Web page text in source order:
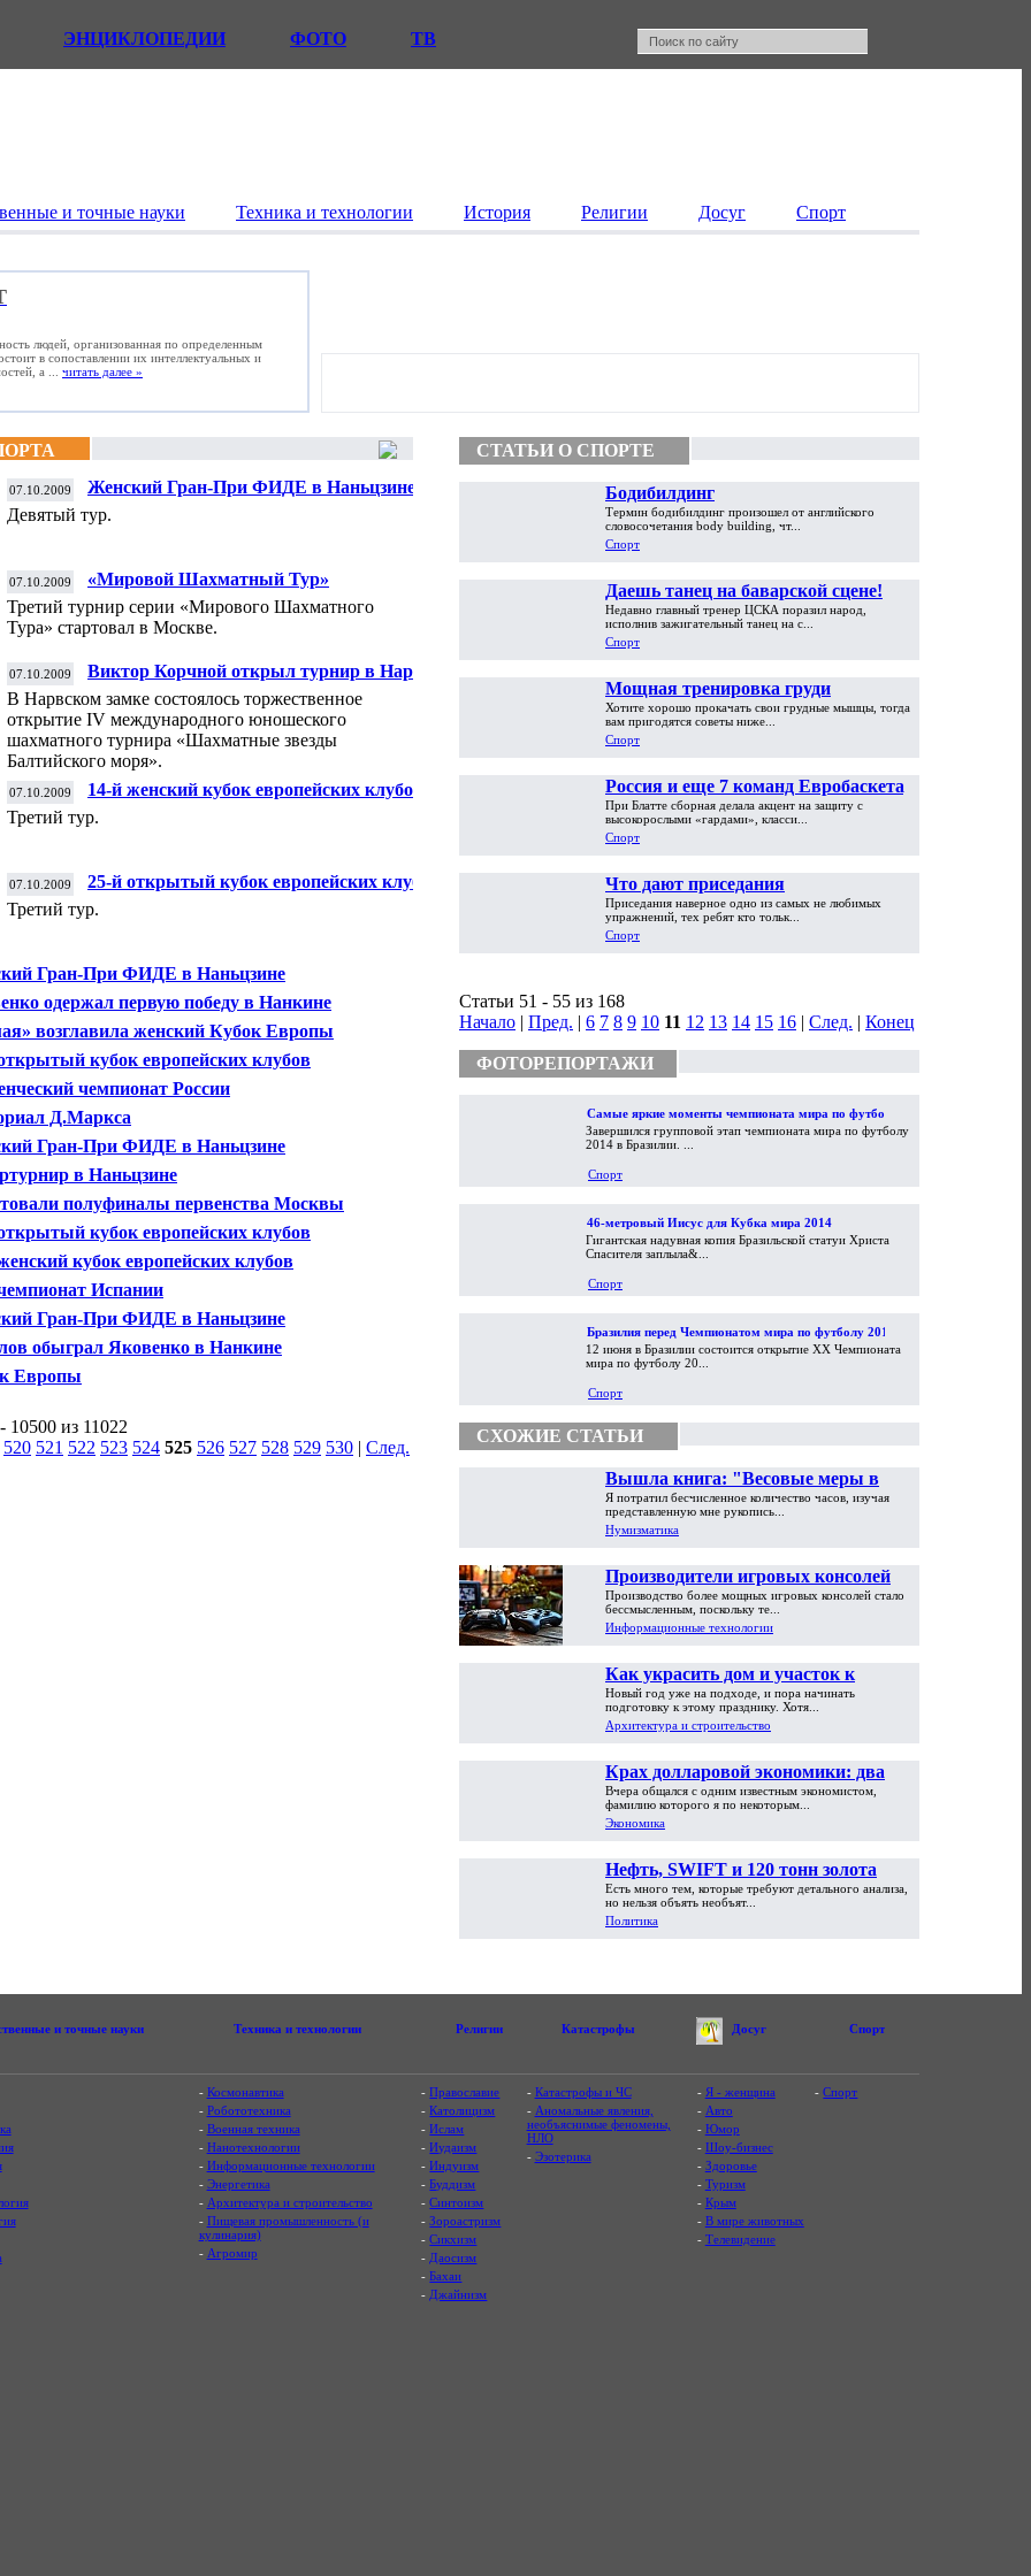
ЭНЦИКЛОПЕДИИ ФОТО ТВ
и точные науки Техника и технологии История Религии Досуг Спорт
людей, организованная по определенным
в сопоставлении их интеллектуальных и
а ... читать далее »
07.10.2009
Женский Гран-При ФИДЕ в Наньцзине
Девятый тур.
07.10.2009
«Мировой Шахматный Тур»
Третий турнир серии «Мирового Шахматного
Тура» стартовал в Москве.
07.10.2009
Виктор Корчной открыл турнир в Нарве
В Нарвском замке состоялось торжественное
открытие IV международного юношеского
шахматного турнира «Шахматные звезды
Балтийского моря».
07.10.2009
14-й женский кубок европейских клубов
Третий тур.
07.10.2009
25-й открытый кубок европейских клубов
Третий тур.
Гран-При ФИДЕ в Наньцзине
одержал первую победу в Нанкине
возглавила женский Кубок Европы
кубок европейских клубов
чемпионат России
Д.Маркса
Гран-При ФИДЕ в Наньцзине
в Наньцзине
полуфиналы первенства Москвы
кубок европейских клубов
кубок европейских клубов
Испании
Гран-При ФИДЕ в Наньцзине
обыграл Яковенко в Нанкине
Европы
10500 из 11022
520 521 522 523 524 525 526 527 528 529 530 | След.
СТАТЬИ О СПОРТЕ
Бодибилдинг
Термин бодибилдинг произошел от английского
словосочетания body building, чт...
Спорт
Даешь танец на баварской сцене!
Недавно главный тренер ЦСКА поразил народ,
исполнив зажигательный танец на с...
Спорт
Мощная тренировка груди
Хотите хорошо прокачать свои грудные мышцы, тогда
вам пригодятся советы ниже...
Спорт
Россия и еще 7 команд Евробаскета,
которых вы не узнаете
При Блатте сборная делала акцент на защиту с
высокорослыми «гардами», класси...
Спорт
Что дают приседания
Приседания наверное одно из самых не любимых
упражнений, тех ребят кто тольк...
Спорт
Статьи 51 - 55 из 168
Начало | Пред. | 6 7 8 9 10 11 12 13 14 15 16 | След. | Конец
ФОТОРЕПОРТАЖИ
Самые яркие моменты чемпионата мира по футболу
2014
Завершился групповой этап чемпионата мира по футболу
2014 в Бразилии. ...
Спорт
46-метровый Иисус для Кубка мира 2014
Гигантская надувная копия Бразильской статуи Христа
Спасителя заплыла&...
Спорт
Бразилия перед Чемпионатом мира по футболу 2014
12 июня в Бразилии состоится открытие XX Чемпионата
мира по футболу 20...
Спорт
СХОЖИЕ СТАТЬИ
Вышла книга: "Весовые меры в
торговой практике Античности и
Средневековья"
Я потратил бесчисленное количество часов, изучая
представленную мне рукопись...
Нумизматика
Производители игровых консолей
достигли предела возможностей
Производство более мощных игровых консолей стало
бессмысленным, поскольку те...
Информационные технологии
Как украсить дом и участок к
Новому году
Новый год уже на подходе, и пора начинать
подготовку к этому празднику. Хотя...
Архитектура и строительство
Крах долларовой экономики: два
пути обрушения
Вчера общался с одним известным экономистом,
фамилию которого я по некоторым...
Экономика
Нефть, SWIFT и 120 тонн золота
Есть много тем, которые требуют детального анализа,
но нельзя объять необъят...
Политика
и точные науки Техника и технологии Религии Катастрофы Досуг Спорт
- Космонавтика
- Робототехника
- Военная техника
- Нанотехнологии
- Информационные технологии
- Энергетика
- Архитектура и строительство
- Пищевая промышленность (и
кулинария)
- Агромир
-Православие
-Католицизм
-Ислам
-Иудаизм
-Индуизм
-Буддизм
-Синтоизм
-Зороастризм
-Сикхизм
- Даосизм
-Бахаи
- Джайнизм
- Катастрофы и ЧС
- Аномальные явления,
необъяснимые феномены,
НЛО
- Эзотерика
- Я - женщина
- Авто
- Юмор
- Шоу-бизнес
- Здоровье
- Туризм
- Крым
- В мире животных
- Телевидение
-Спорт